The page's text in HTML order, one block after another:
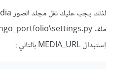
True
إستبدال MEDIA_URL بالتالي